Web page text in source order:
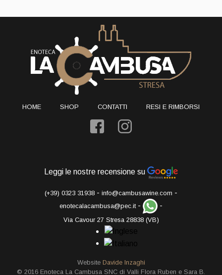
HOME SHOP CONTATTI RESI E RIMBORSI
Leggi le nostre recensione su
(+39) 0323 31938 - info@cambusawine.com -
enotecalacambusa@pec.it- -
Via Cavour 27 Stresa 28838 (VB)
Website Davide Inzaghi
© 2016 Enoteca La Cambusa SNC di Valli Flora Ruben e Sara B.